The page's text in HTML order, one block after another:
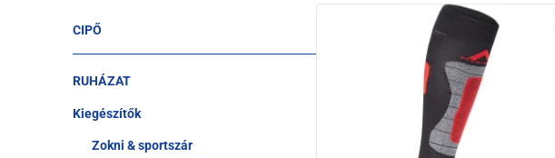
CIPŐ
RUHÁZAT
Kiegészítők
Zokni & sportszár